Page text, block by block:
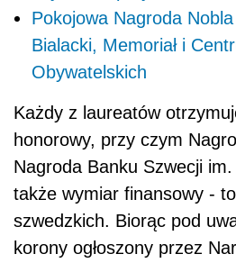
Pokojowa Nagroda
Bialacki, Memoriał i
Obywatelskich
Każdy z laureatów
honorowy, przy czym
Nagroda Banku Szwecji
także wymiar finansowy -
szwedzkich. Biorąc pod
korony ogłoszony przez